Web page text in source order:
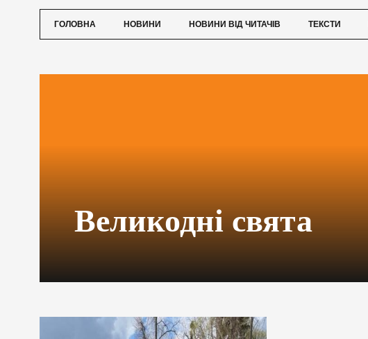
ГОЛОВНА НОВИНИ НОВИНИ ВІД ЧИТАЧІВ ТЕКСТИ
Великодні свята